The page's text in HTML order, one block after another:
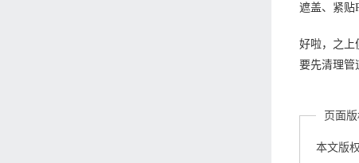
遮盖、紧贴
好啦，之上
要先清理管
页面
本文版